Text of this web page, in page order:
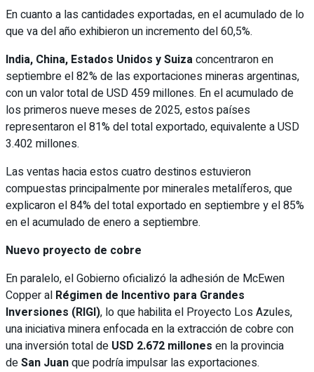
En cuanto a las cantidades exportadas, en el acumulado de lo
que va del año exhibieron un incremento del 60,5%.
India, China, Estados Unidos y Suizaconcentraron en
septiembre el 82% de las exportaciones mineras argentinas,
con un valor total de USD 459 millones. En el acumulado de
los primeros nueve meses de 2025, estos países
representaron el 81% del total exportado, equivalente a USD
3.402 millones.
Las ventas hacia estos cuatro destinos estuvieron
compuestas principalmente por minerales metalíferos, que
explicaron el 84% del total exportado en septiembre y el 85%
en el acumulado de enero a septiembre.
Nuevo proyecto de cobre
En paralelo, el Gobierno oficializó la adhesión de McEwen
Copper al Régimen de Incentivo para Grandes
Inversiones (RIGI), lo que habilita el Proyecto Los Azules,
una iniciativa minera enfocada en la extracción de cobre con
una inversión total de USD 2.672 millones en la provincia
deSan Juanque podría impulsar las exportaciones.